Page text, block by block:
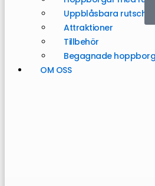
Uppblåsbara
Attraktioner
Tillbehör
Begagnade
OM OSS